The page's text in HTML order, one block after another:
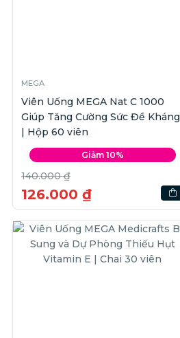
MEGA
Viên Uống MEGA Nat C 1000
Giúp Tăng Cường Sức Đề Kháng
| Hộp 60 viên
Giảm 10%
140.000 ₫
126.000 ₫